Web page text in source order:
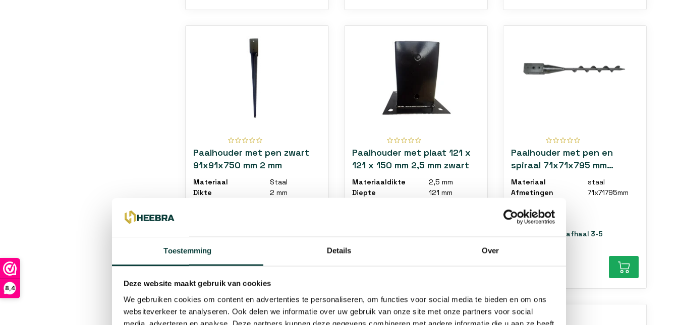
Toestemming Details Over
Deze website maakt gebruik van cookies
We gebruiken cookies om content en advertenties te personaliseren, om functies voor social media te bieden en om ons
websiteverkeer te analyseren. Ook delen we informatie over uw gebruik van onze site met onze partners voor social
8,4
Paalhouder met pen zwart
91x91x750 mm 2 mm
Materiaal
Staal
Dikte
2 mm
Voor 12:00 besteld = vandaag
€14,96
Paalhouder met plaat 121 x
121 x 150 mm 2,5 mm zwart
Materiaaldikte
2,5 mm
Diepte
121 mm
€11,95
Paalhouder met pen en
spiraal 71x71x795 mm
vuurverzinkt
Materiaal
staal
Afmetingen
71x71795mm
1-5 Werkdagen (afhaal 3-5
€14,99